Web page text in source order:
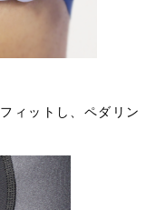
ィットし、ペダリン